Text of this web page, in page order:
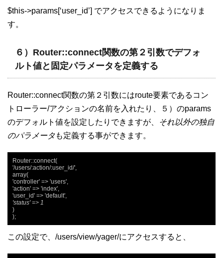
$this->params[‘user_id’] でアクセスできるようになりま
す。
６）Router::connect関数の第２引数でデフォ
ルト値と固定パラメータを定義する
Router::connect関数の第２引数にはroute要素であるコン
トローラー/アクションの名前を入れたり、５）のparams
のデフォルト値を設定したりできますが、
それ以外の独自
のパラメータも定義する事ができます。
Router::connect(
'/users/:action/:user_id/',
array(
'controller' => 'users',
'action' => 'index',
'status' => 1
)
);
この設定で、/users/view/yager/にアクセスすると、